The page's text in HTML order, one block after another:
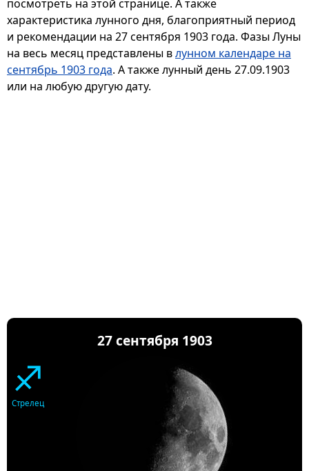
посмотреть на этой странице. А также
характеристика лунного дня, благоприятный период
и рекомендации на 27 сентября 1903 года. Фазы Луны
на весь месяц представлены влунном календаре на
сентябрь 1903 года. А также лунный день 27.09.1903
или на любую другую дату.
27 сентября 1903
♐
Стрелец